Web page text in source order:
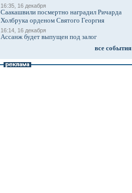
16:35, 16 декабря
Саакашвили посмертно наградил Ричарда
Холбрука орденом Святого Георгия
16:14, 16 декабря
Ассанж будет выпущен под залог
все события